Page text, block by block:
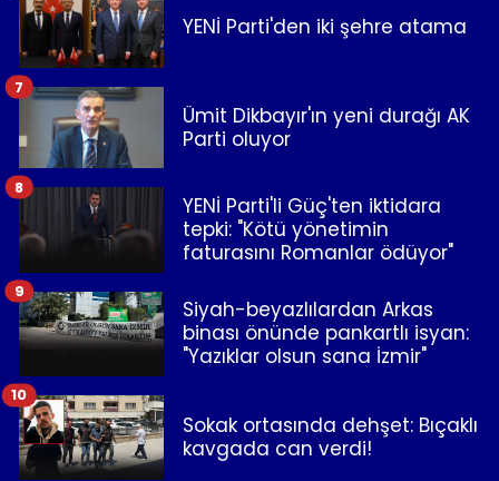
YENİ Parti'den iki şehre atama
Ümit Dikbayır'ın yeni durağı AK
Parti oluyor
7
YENİ Parti'li Güç'ten iktidara
tepki: "Kötü yönetimin
faturasını Romanlar ödüyor"
8
Siyah-beyazlılardan Arkas
binası önünde pankartlı isyan:
"Yazıklar olsun sana İzmir"
9
Sokak ortasında dehşet: Bıçaklı
kavgada can verdi!
10